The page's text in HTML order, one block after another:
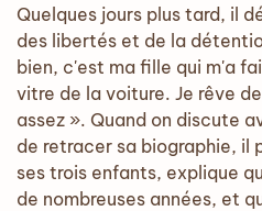
Quelques jours plus tard, il
des libertés et de la
bien, c'est ma fille qui m'a
vitre de la voiture. Je rêve
assez ». Quand on discute
de retracer sa biographie, il
ses trois enfants, explique
de nombreuses années, et